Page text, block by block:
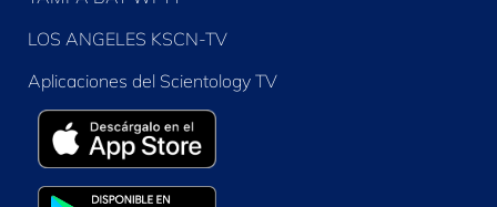
LOS ANGELES KSCN-TV
Aplicaciones del Scientology TV